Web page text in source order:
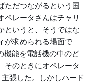
ただつながるという国
ペレータさんはチャリ
というと、そうではな
が求められる場面で
機能を電話機の中のど
そのときにオペレータ
張した。しかしハード